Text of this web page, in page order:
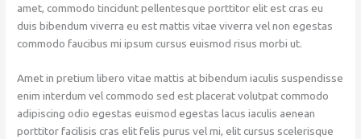
amet, commodo tincidunt pellentesque porttitor elit est cras eu
duis bibendum viverra eu est mattis vitae viverra vel non egestas
commodo faucibus mi ipsum cursus euismod risus morbi ut.
Amet in pretium libero vitae mattis at bibendum iaculis suspendisse
enim interdum vel commodo sed est placerat volutpat commodo
adipiscing odio egestas euismod egestas lacus iaculis aenean
porttitor facilisis cras elit felis purus vel mi, elit cursus scelerisque